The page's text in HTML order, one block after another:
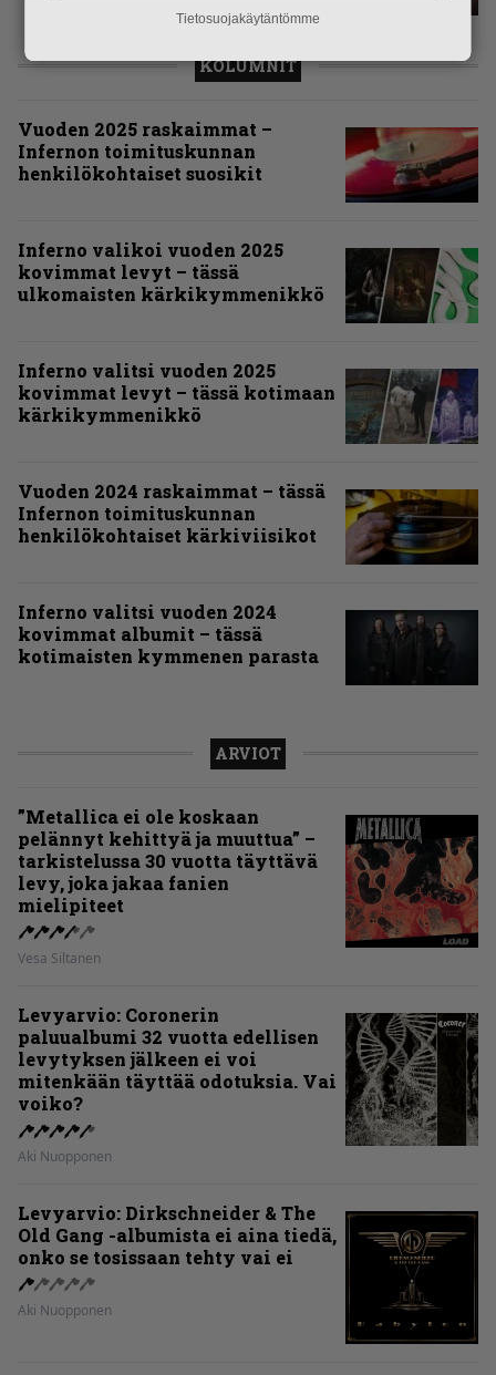
KOLUMNIT
Vuoden 2025 raskaimmat –
Infernon toimituskunnan
henkilökohtaiset suosikit
Inferno valikoi vuoden 2025
kovimmat levyt – tässä
ulkomaisten kärkikymmenikkö
Inferno valitsi vuoden 2025
kovimmat levyt – tässä kotimaan
kärkikymmenikkö
Vuoden 2024 raskaimmat – tässä
Infernon toimituskunnan
henkilökohtaiset kärkiviisikot
Inferno valitsi vuoden 2024
kovimmat albumit – tässä
kotimaisten kymmenen parasta
ARVIOT
”Metallica ei ole koskaan
pelännyt kehittyä ja muuttua” –
tarkistelussa 30 vuotta täyttävä
levy, joka jakaa fanien
mielipiteet
Vesa Siltanen
Levyarvio: Coronerin
paluualbumi 32 vuotta edellisen
levytyksen jälkeen ei voi
mitenkään täyttää odotuksia. Vai
voiko?
Aki Nuopponen
Levyarvio: Dirkschneider & The
Old Gang -albumista ei aina tiedä,
onko se tosissaan tehty vai ei
Aki Nuopponen
Tietosuojakäytäntömme